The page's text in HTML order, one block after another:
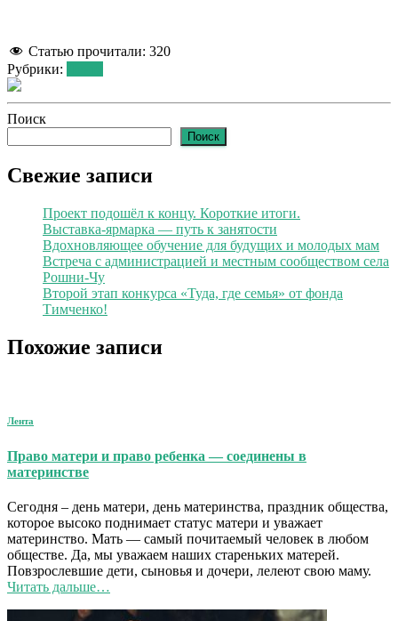
Статью прочитали: 320
Рубрики:
Поиск
Поиск
Свежие записи
Проект подошёл к концу. Короткие итоги.
Выставка-ярмарка — путь к занятости
Вдохновляющее обучение для будущих и молодых мам
Встреча с администрацией и местным сообществом села
Рошни-Чу
Второй этап конкурса «Туда, где семья» от фонда
Тимченко!
Похожие записи
Лента
Право матери и право ребенка — соединены в
материнстве
Сегодня – день матери, день материнства, праздник общества,
которое высоко поднимает статус матери и уважает
материнство. Мать — самый почитаемый человек в любом
обществе. Да, мы уважаем наших стареньких матерей.
Повзрослевшие дети, сыновья и дочери, лелеют свою маму.
Читать дальше…